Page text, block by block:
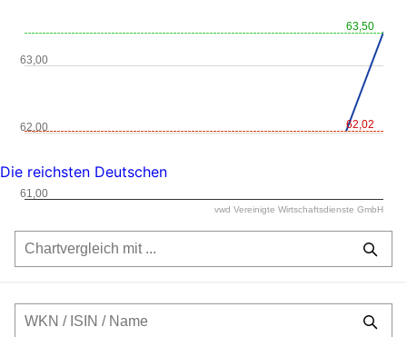
63,50
62,02
61,00
62,00
63,00
vwd Vereinigte Wirtschaftsdienste GmbH
Die reichsten Deutschen